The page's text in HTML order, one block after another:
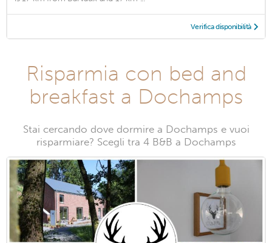
Verifica disponibilità
Risparmia con bed and
breakfast a Dochamps
Stai cercando dove dormire a Dochamps e vuoi
risparmiare? Scegli tra 4 B&B a Dochamps